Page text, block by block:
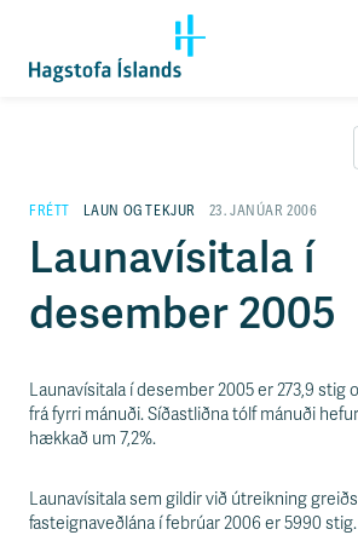
FRÉTT LAUN OG TEKJUR 23. JANÚAR 2006
Launavísitala í
desember 2005
Launavísitala í desember 2005 er 273,9 stig
frá fyrri mánuði. Síðastliðna tólf mánuði
hækkað um 7,2%.
Launavísitala sem gildir við útreikning
fasteignaveðlána í febrúar 2006 er 5990 stig.